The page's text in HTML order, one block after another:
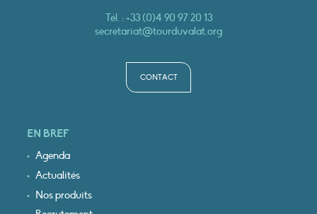
Tél. :+33 (0)4 90 97 20 13
secretariat@tourduvalat.org
CONTACT
EN BREF
Agenda
Actualités
Nos produits